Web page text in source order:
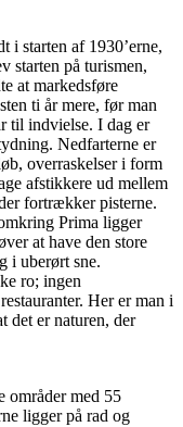
i starten af 1930’erne,
starten på turismen,
at markedsføre
ti år mere, før man
til indvielse. I dag er
Nedfarterne er
overraskelser i form
afstikkere ud mellem
fortrækker pisterne.
Prima ligger
at have den store
i uberørt sne.
ro; ingen
Her er man i
det er naturen, der
områder med 55
ligger på rad og